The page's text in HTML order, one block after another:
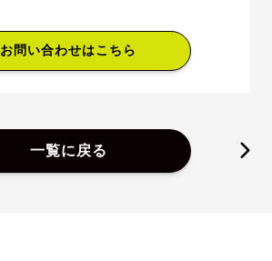
お問い合わせはこちら
一覧に戻る